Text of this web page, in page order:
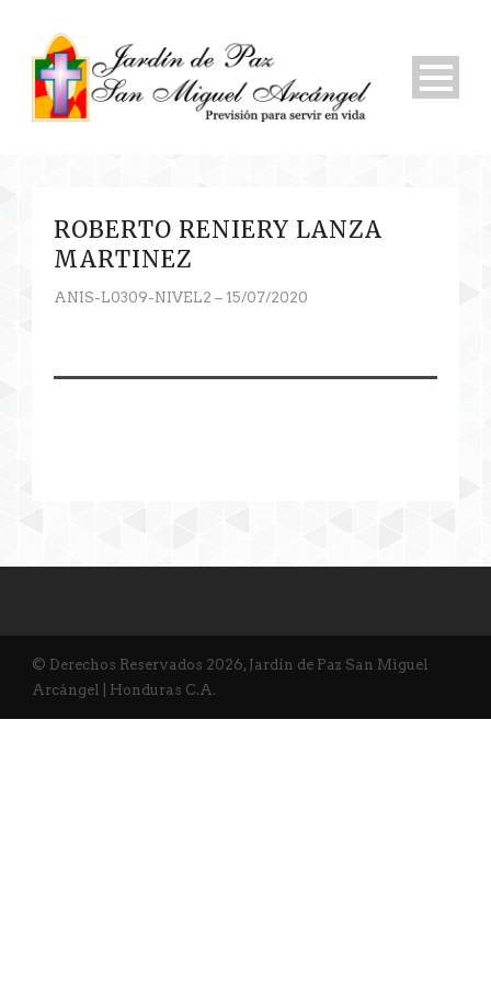
ROBERTO RENIERY LANZA
MARTINEZ
ANIS-L0309-NIVEL2 – 15/07/2020
© Derechos Reservados 2026, Jardín de Paz San Miguel
Arcángel | Honduras C.A.